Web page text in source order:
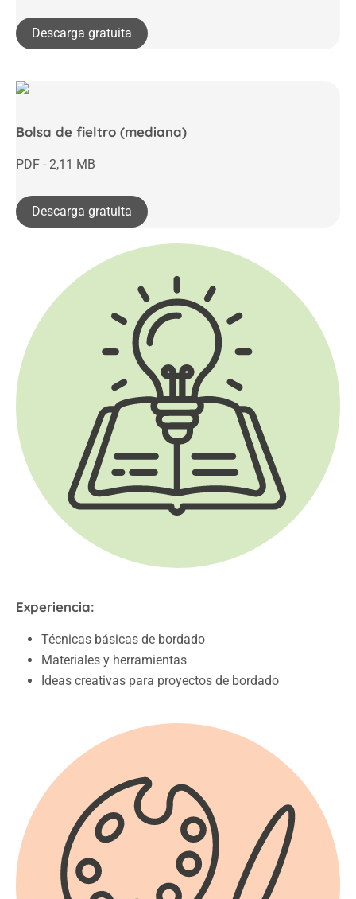
Descarga gratuita
Bolsa de fieltro (mediana)
PDF - 2,11 MB
Descarga gratuita
Experiencia:
Técnicas básicas de bordado
Materiales y herramientas
Ideas creativas para proyectos de bordado